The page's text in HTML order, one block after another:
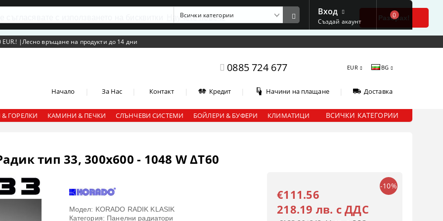
с използването на бисквитки Научете повече Разбрах!
|Лесно връщане на продукти до 14 дни
0885 724 677 EUR BG
Начало За Нас Контакт Кредит Начини на плащане Доставка
Вход
Създай акаунт
0
ГОРЕЛКИ КАМИНИ & ПЕЧКИ СЛЪНЧЕВИ СИСТЕМИ БОЙЛЕРИ & БУФЕРИ КЛИМАТИЦИ ВСИЧКИ КАТЕГОРИИ
тип 33, 300x600 - 1048 W ΔT60
Модел: KORADO RADIK KLASIK
Категория: Панелни радиатори
-10%
€111.56
218.19 лв. с ДДС